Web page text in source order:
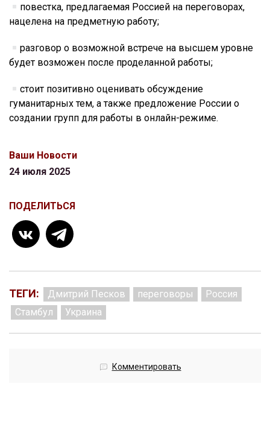
повестка, предлагаемая Россией на переговорах,
нацелена на предметную работу;
разговор о возможной встрече на высшем уровне
будет возможен после проделанной работы;
стоит позитивно оценивать обсуждение
гуманитарных тем, а также предложение России о
создании групп для работы в онлайн-режиме.
Ваши Новости
24 июля 2025
ПОДЕЛИТЬСЯ
ТЕГИ: Дмитрий Песков переговоры
Россия
Стамбул
Украина
Комментировать